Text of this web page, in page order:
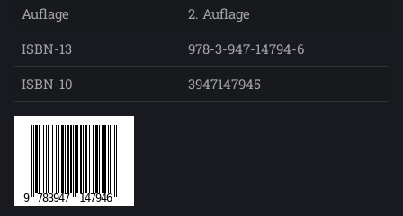
Auflage
2. Auflage
ISBN-13
978-3-947-14794-6
ISBN-10
3947147945